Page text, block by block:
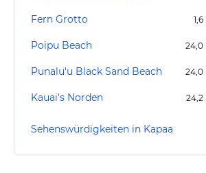
Fern Grotto 1,6
Poipu Beach 24,0
Punalu'u Black Sand Beach 24,0
Kauai's Norden 24,2
Sehenswürdigkeiten in Kapaa